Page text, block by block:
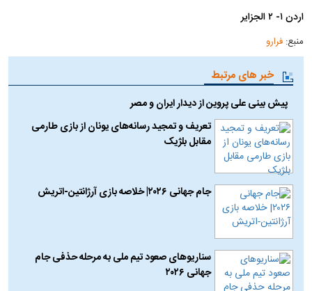
اردن ۱- ۲ الجزایر
منبع:فرارو
خبر های مرتبط
پیش بینی علی پروین از دیدار ایران و مصر
تعریف و تمجید رسانه‌های یونان از بازی طارمی
مقابل بلژیک
جام جهانی ۲۰۲۶| خلاصه بازی آرژانتین-اتریش
سناریو‌های صعود تیم ملی به مرحله حذفی جام
جهانی ۲۰۲۶